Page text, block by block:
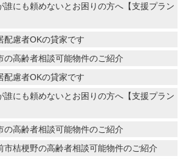
誰にも頼めないとお困りの方へ【支援プラン
配慮者OKの貸家です
の高齢者相談可能物件のご紹介
配慮者OKの貸家です
誰にも頼めないとお困りの方へ【支援プラン
の高齢者相談可能物件のご紹介
市桔梗野の高齢者相談可能物件のご紹介